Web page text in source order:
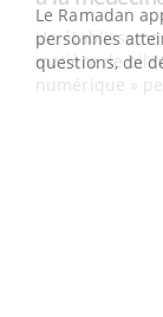
Un
matière de
numérique »